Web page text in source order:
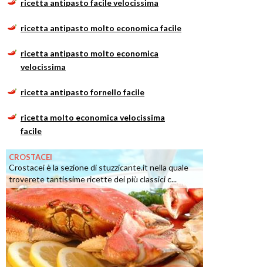
ricetta antipasto facile velocissima
ricetta antipasto molto economica facile
ricetta antipasto molto economica
velocissima
ricetta antipasto fornello facile
ricetta molto economica velocissima
facile
CROSTACEI
Crostacei è la sezione di stuzzicante.it nella quale
troverete tantissime ricette dei più classici c...